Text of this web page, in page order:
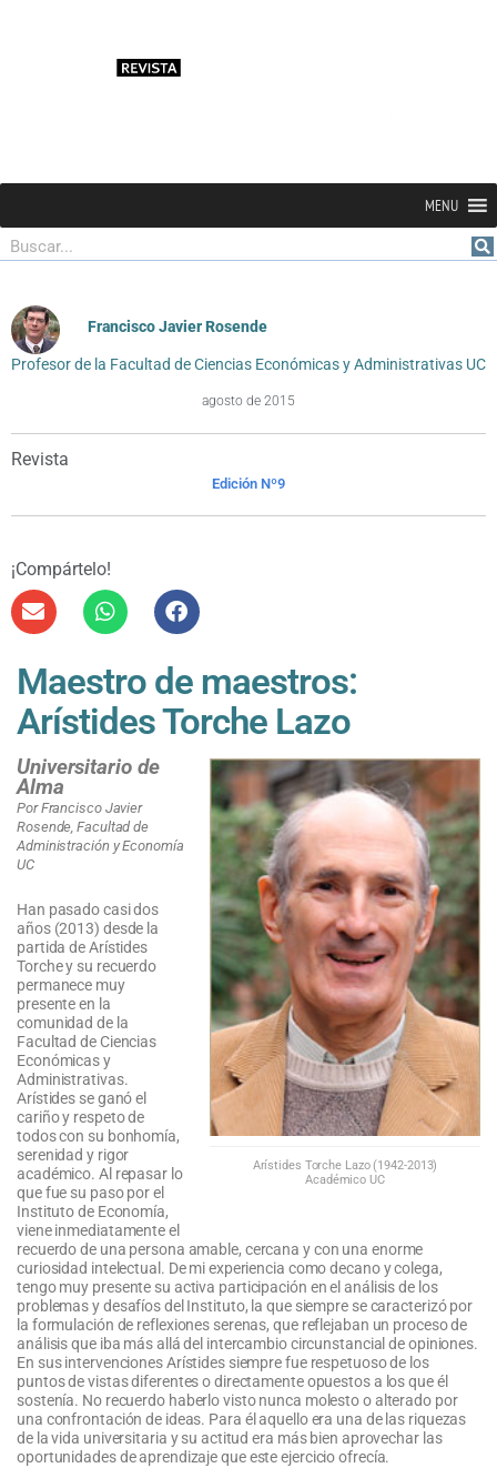
MENU
Buscar
Francisco Javier Rosende
Profesor de la Facultad de Ciencias Económicas y Administrativas UC
agosto de 2015
Revista
Edición Nº9
¡Compártelo!
Maestro de maestros:
Arístides Torche Lazo
Arístides Torche Lazo (1942-2013)
Académico UC
Universitario de
Alma
Por Francisco Javier
Rosende, Facultad de
Administración y Economía
UC
Han pasado casi dos
años (2013) desde la
partida de Arístides
Torche y su recuerdo
permanece muy
presente en la
comunidad de la
Facultad de Ciencias
Económicas y
Administrativas.
Arístides se ganó el
cariño y respeto de
todos con su bonhomía,
serenidad y rigor
académico. Al repasar lo
que fue su paso por el
Instituto de Economía,
viene inmediatamente el
recuerdo de una persona amable, cercana y con una enorme
curiosidad intelectual. De mi experiencia como decano y colega,
tengo muy presente su activa participación en el análisis de los
problemas y desafíos del Instituto, la que siempre se caracterizó por
la formulación de reflexiones serenas, que reflejaban un proceso de
análisis que iba más allá del intercambio circunstancial de opiniones.
En sus intervenciones Arístides siempre fue respetuoso de los
puntos de vistas diferentes o directamente opuestos a los que él
sostenía. No recuerdo haberlo visto nunca molesto o alterado por
una confrontación de ideas. Para él aquello era una de las riquezas
de la vida universitaria y su actitud era más bien aprovechar las
oportunidades de aprendizaje que este ejercicio ofrecía.